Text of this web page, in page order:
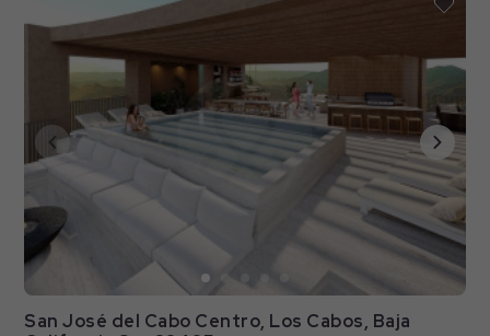
San José del Cabo Centro, Los Cabos, Baja